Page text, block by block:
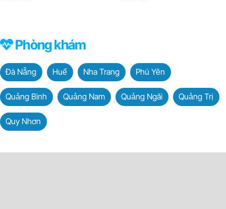
Phòng khám
Đà Nẵng Huế Nha Trang Phú Yên
Quảng Bình Quảng Nam Quảng Ngãi Quảng Trị
Quy Nhơn